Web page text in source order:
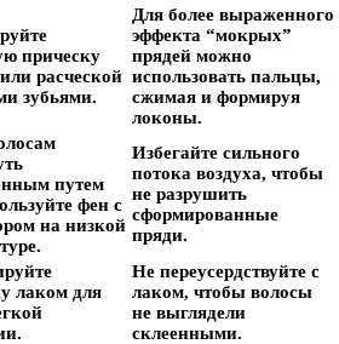
прическу
расческой
зубьями.
Для более выраженного
эффекта “мокрых”
прядей можно
использовать пальцы,
сжимая и формируя
локоны.
путем
фен с
на низкой
Избегайте сильного
потока воздуха, чтобы
не разрушить
сформированные
пряди.
лаком для
Не переусердствуйте с
лаком, чтобы волосы
не выглядели
склеенными.